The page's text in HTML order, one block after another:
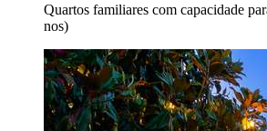
Quartos familiares com capacidade
nos)